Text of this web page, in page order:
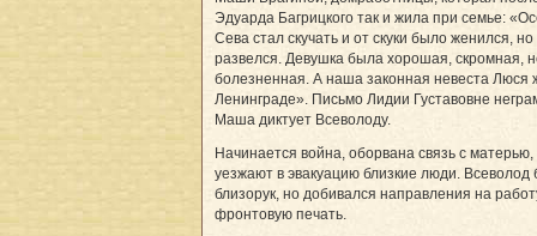
Эдуарда Багрицкого так и жила при семье:
Сева стал скучать и от скуки было женился, но
развелся. Девушка была хорошая, скромная,
болезненная. А наша законная невеста Люся
Ленинграде». Письмо Лидии Густавовне
Маша диктует Всеволоду.
Начинается война, оборвана связь с матерью,
уезжают в эвакуацию близкие люди. Всеволод
близорук, но добивался направления на
фронтовую печать.